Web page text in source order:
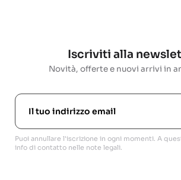
Iscriviti alla
Novità, offerte e nuovi arrivi in
Puoi annullare l'iscrizione in ogni momenti. A
info di contatto nelle note legali.